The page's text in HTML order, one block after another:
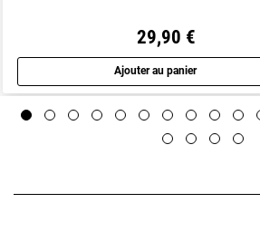
29,90 €
Ajouter au panier
Aperçu rapide